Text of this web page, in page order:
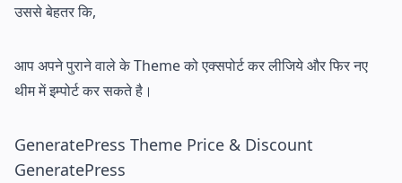
उससे बेहतर कि,
आप अपने पुराने वाले के Theme को एक्सपोर्ट कर लीजिये और फिर नए
थीम में इम्पोर्ट कर सकते है।
GeneratePress Theme Price & Discount
GeneratePress